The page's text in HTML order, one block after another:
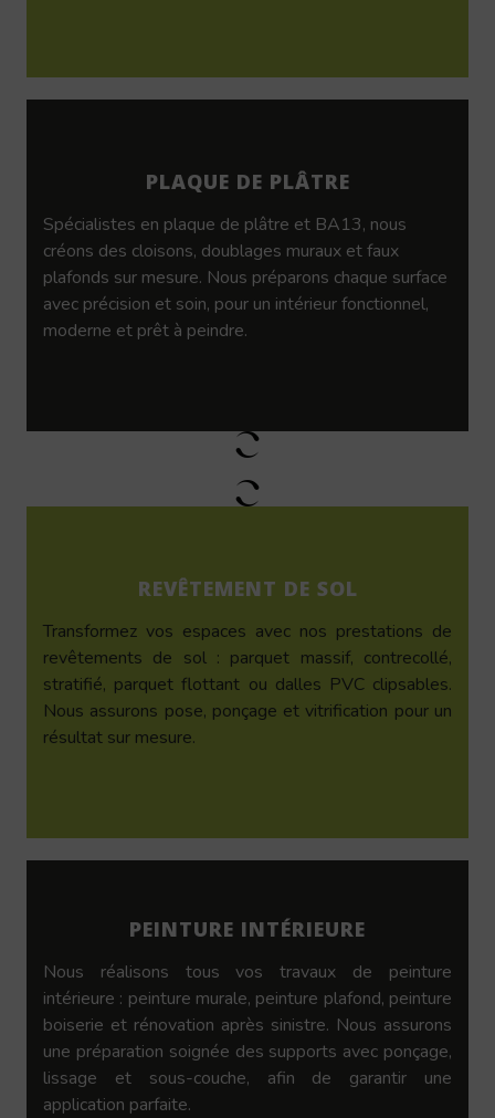
PLAQUE DE PLÂTRE
Spécialistes en plaque de plâtre et BA13, nous
créons des cloisons, doublages muraux et faux
plafonds sur mesure. Nous préparons chaque surface
avec précision et soin, pour un intérieur fonctionnel,
moderne et prêt à peindre.
REVÊTEMENT DE SOL
Transformez vos espaces avec nos prestations de
revêtements de sol : parquet massif, contrecollé,
stratifié, parquet flottant ou dalles PVC clipsables.
Nous assurons pose, ponçage et vitrification pour un
résultat sur mesure.
PEINTURE INTÉRIEURE
Nous réalisons tous vos travaux de peinture
intérieure : peinture murale, peinture plafond, peinture
boiserie et rénovation après sinistre. Nous assurons
une préparation soignée des supports avec ponçage,
lissage et sous-couche, afin de garantir une
application parfaite.